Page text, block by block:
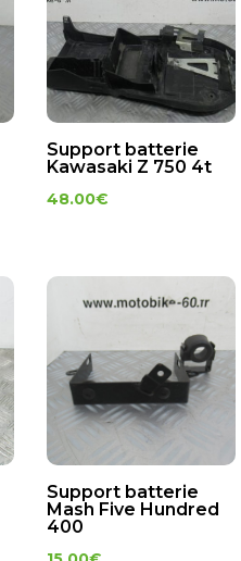
Support batterie
Kawasaki Z 750 4t
48.00€
Support batterie
Mash Five Hundred
400